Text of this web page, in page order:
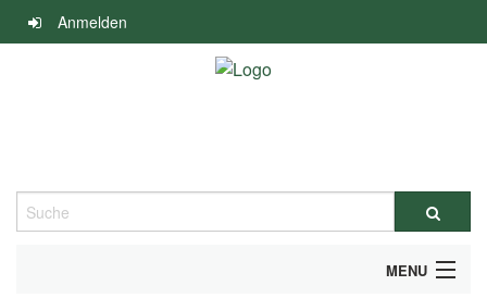
Navigation
überspringen
Anmelden
Suche
MENU